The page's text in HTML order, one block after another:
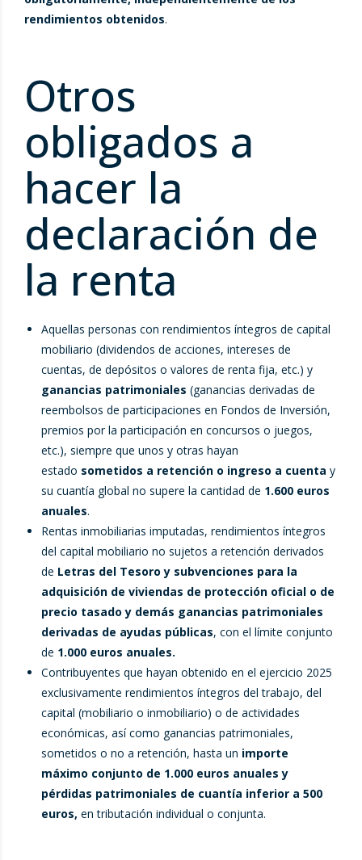
rendimientos obtenidos.
Otros
obligados a
hacer la
declaración de
la renta
Aquellas personas con rendimientos íntegros de capital
mobiliario (dividendos de acciones, intereses de
cuentas, de depósitos o valores de renta fija, etc.) y
ganancias patrimoniales (ganancias derivadas de
reembolsos de participaciones en Fondos de Inversión,
premios por la participación en concursos o juegos,
etc.), siempre que unos y otras hayan
estado sometidos a retención o ingreso a cuenta y
su cuantía global no supere la cantidad de 1.600 euros
anuales.
Rentas inmobiliarias imputadas, rendimientos íntegros
del capital mobiliario no sujetos a retención derivados
de Letras del Tesoro y subvenciones para la
adquisición de viviendas de protección oficial o de
precio tasado y demás ganancias patrimoniales
derivadas de ayudas públicas, con el límite conjunto
de 1.000 euros anuales.
Contribuyentes que hayan obtenido en el ejercicio 2025
exclusivamente rendimientos íntegros del trabajo, del
capital (mobiliario o inmobiliario) o de actividades
económicas, así como ganancias patrimoniales,
sometidos o no a retención, hasta un importe
máximo conjunto de 1.000 euros anuales y
pérdidas patrimoniales de cuantía inferior a 500
euros, en tributación individual o conjunta.